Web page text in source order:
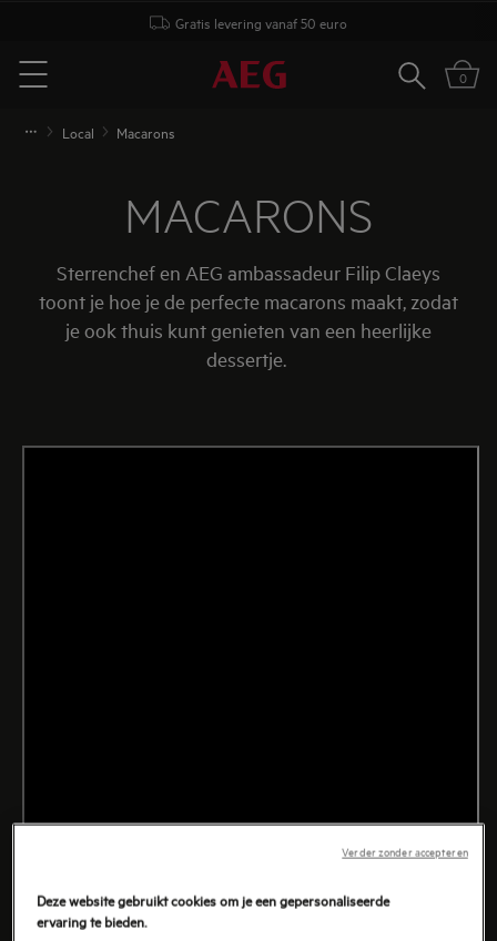
Gratis levering vanaf 50 euro
Menu
Zoeken0
Local Macarons
MACARONS
Sterrenchef en AEG ambassadeur Filip Claeys
toont je hoe je de perfecte macarons maakt, zodat
je ook thuis kunt genieten van een heerlijke
dessertje.
Deze website gebruikt cookies om je een gepersonaliseerde
ervaring te bieden.
Verder zonder accepteren